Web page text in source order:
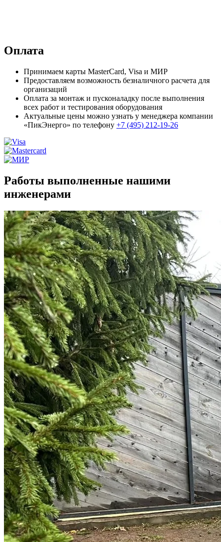
Оплата
Принимаем карты MasterCard, Visa и МИР
Предоставляем возможность безналичного расчета для
организаций
Оплата за монтаж и пусконаладку после выполнения
всех работ и тестирования оборудования
Актуальные цены можно узнать у менеджера компании
«ПикЭнерго» по телефону +7 (495) 212-19-26
Работы выполненные нашими
инженерами